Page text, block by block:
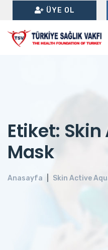
ÜYE OL
Etiket:
Mask
Anasayfa Skin Active